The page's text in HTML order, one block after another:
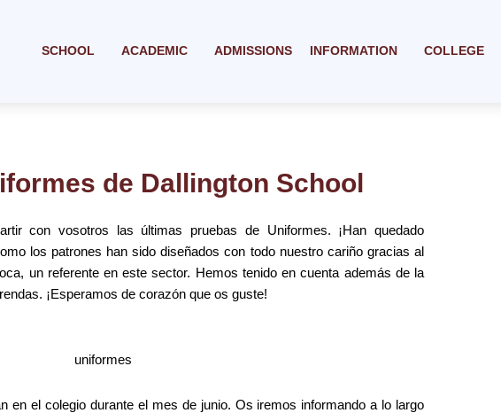
SCHOOL ACADEMIC ADMISSIONS INFORMATION COLLEGE
de Dallington School
con vosotros las últimas pruebas de Uniformes. ¡Han quedado
los patrones han sido diseñados con todo nuestro cariño gracias al
un referente en este sector. Hemos tenido en cuenta además de la
¡Esperamos de corazón que os guste!
en el colegio durante el mes de junio. Os iremos informando a lo largo